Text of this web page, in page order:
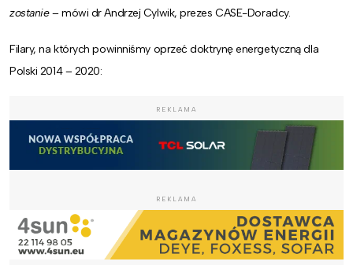
zostanie– mówi dr Andrzej Cylwik, prezes CASE-Doradcy.
Filary, na których powinniśmy oprzeć doktrynę energetyczną dla
Polski 2014 – 2020:
REKLAMA
REKLAMA